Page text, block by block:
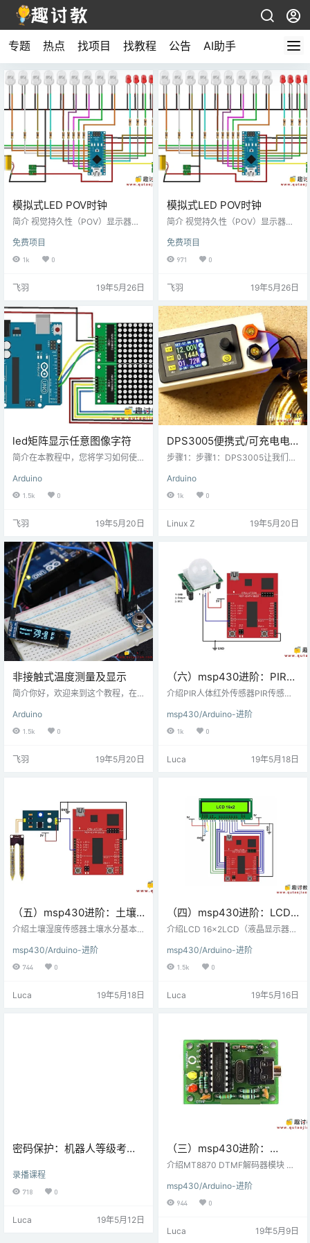
专题 热点 找项目 找教程 公告 AI助手
模拟式LED POV时钟
简介 视觉持久性（POV）显示器通
内快速、连续地显示图像的一部分
来，从而形成一幅完成的图像。 在
部时钟。组成部件包含Arduino Nan
器、电阻，升压转化器、锂电池。L
ED二极管组d1-d11，d12-d16和d1
7具有不同的颜色，以获得…
免费项目
1k 0
飞羽 19年5月26日
模拟式LED POV时钟
简介 视觉持久性（POV）显示器通
内快速、连续地显示图像的一部分
来，从而形成一幅完成的图像。 在
部时钟。组成部件包含Arduino Nan
器、电阻，升压转化器、锂电池。L
ED二极管组d1-d11，d12-d16和d1
7具有不同的颜色，以获得…
免费项目
971 0
飞羽 19年5月26日
led矩阵显示任意图像字符
简介在本教程中，您将学习如何使
模块。最后您将能够使用arduino的
4个数字引脚轻松图像显示，固定或
准备：arduino unoElectroPeak M
跳线软件准备：arduino IDE步骤二
原理说明什么是点阵？8×8矩阵LED
是一组LE…
Arduino
1.5k 0
飞羽 19年5月20日
DPS3005便携式/可充电电
源
步骤1：步骤1：DPS3005让我们开
出。将两个输出引脚连接到接线
柱。最好将这些颜色编码，以便在
压的电压。我的目标是获得至少24V
的DPS3005的最大值是40V。第2
步：第2步：升级模块由于我的电池
和我想要使用的外部电源都不在26
到4…
Arduino
1k 0
Linux Z 19年5月20日
非接触式温度测量及显示
简介你好，欢迎来到这个教程，在
6）红外非接触式温度传感器，我将
它采集到的数据显示到LCDi²c屏幕
理：每个物体根据其热量发射红外
关MLX 90614传感器的一些信息：
环境温度范围：-40至125˚C（-4…
Arduino
1.5k 0
飞羽 19年5月20日
（六）msp430进阶：PIR传
感器与MSP-EXP430G2 TI
介绍PIR人体红外传感器PIR传感器
在涉及检测发射红外热辐射的移动
物体的应用中是有用的。PIR传感器
或没有物体）它很低。 连接图将PIR
msp430/Arduino-进阶
1k 0
Luca 19年5月18日
（五）msp430进阶：土壤
湿度传感器与MSP-
连接
介绍土壤湿度传感器土壤水分基本
土壤湿度传感器测量，该传感器由
两个充当探针的导电探针组成。它
导电板之间的电阻以与土壤中存在
msp430/Arduino-进阶
744 0
Luca 19年5月18日
（四）msp430进阶：LCD
16×2与MSP-EXP430G2 TI
介绍LCD 16x2LCD（液晶显示器）
系统的各种参数和状态。LCD 16x2
是一个16引脚器件，有2行，每行可
义字符。它有8条数据线和3条控制
x2 …
msp430/Arduino-进阶
1.5k 0
Luca 19年5月16日
密码保护：机器人等级考试
录播课程
718 0
Luca 19年5月12日
（三）msp430进阶：
MT8870 DTMF解码器与
Launchpad连接
介绍MT8870 DTMF解码器模块 DT
音（纯正弦波）混合的电信信令技
术。它在手机中用于生成拨号音。M
输出，可以对其进行处理以识别按
msp430/Arduino-进阶
944 0
Luca 19年5月9日